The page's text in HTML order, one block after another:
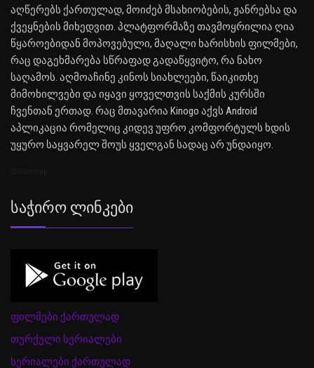
აღწერებს ქართულად, მოიძებ მსახიობების, ჟანრებსა და
ქვეყნების მიხედვით. პლატფორმაზე თავმოყრილია ღია
წყაროებიდან მოპოვებული, მაღალი ხარისხის ფილმები,
რაც დაგეხმარება სწრაფად გადაწყვიტო, რა ნახო
საღამოს. აღმოაჩინე კინოს სიახლეები, წაიკითხე
მიმოხილვები და იყავი ყოველთვის საქმის კურსში
ჩვენთან ერთად. რაც მთავარია Kinogo აქვს Android
აპლიკაცია რომელიც კიდევ უფრო კომფორტულს ხდის
უყურო საყვარელ შოუს ყველგან სადაც არ უნდაიყო.
Საჭირო Ლინკები
ფილმები ქართულად
თურქული სერიალები
სერიალები ქართულად